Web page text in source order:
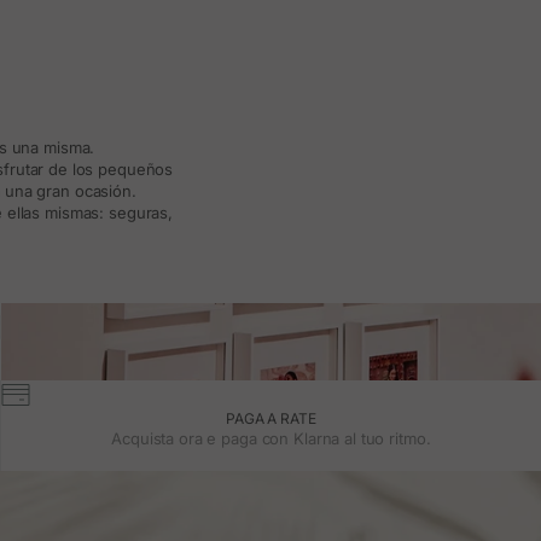
una misma.
de los pequeños
gran ocasión.
mismas: seguras,
PAGA A RATE
Acquista ora e paga con Klarna al tuo ritmo.